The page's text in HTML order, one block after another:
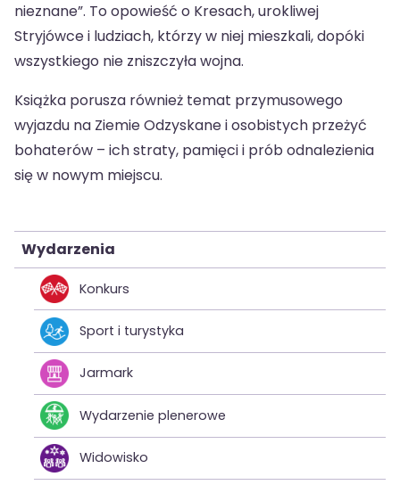
nieznane”. To opowieść o Kresach, urokliwej
Stryjówce i ludziach, którzy w niej mieszkali, dopóki
wszystkiego nie zniszczyła wojna.
Książka porusza również temat przymusowego
wyjazdu na Ziemie Odzyskane i osobistych przeżyć
bohaterów – ich straty, pamięci i prób odnalezienia
się w nowym miejscu.
Wydarzenia
Konkurs
Sport i turystyka
Jarmark
Wydarzenie plenerowe
Widowisko